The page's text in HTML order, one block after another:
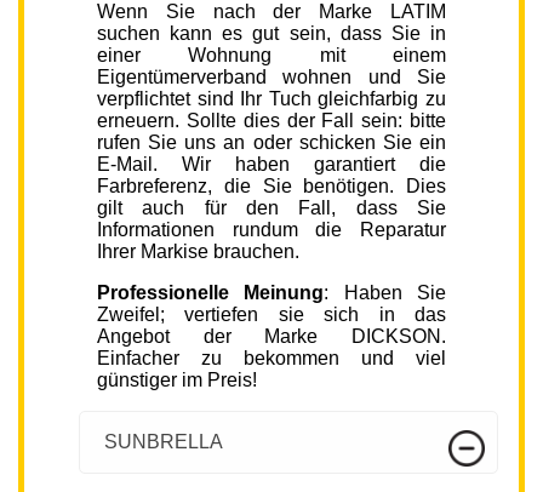
Wenn Sie nach der Marke LATIM
suchen kann es gut sein, dass Sie in
einer Wohnung mit einem
Eigentümerverband wohnen und Sie
verpflichtet sind Ihr Tuch gleichfarbig zu
erneuern. Sollte dies der Fall sein: bitte
rufen Sie uns an oder schicken Sie ein
E-Mail. Wir haben garantiert die
Farbreferenz, die Sie benötigen. Dies
gilt auch für den Fall, dass Sie
Informationen rundum die Reparatur
Ihrer Markise brauchen.
Professionelle Meinung: Haben Sie
Zweifel; vertiefen sie sich in das
Angebot der Marke DICKSON.
Einfacher zu bekommen und viel
günstiger im Preis!
SUNBRELLA